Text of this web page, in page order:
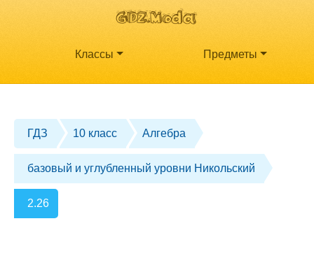
Классы Предметы
ГДЗ 10 класс Алгебра
базовый и углубленный уровни Никольский
2.26